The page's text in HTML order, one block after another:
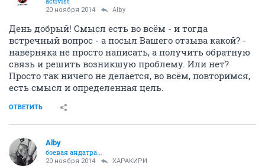
20 ноября 2014 Alby
День добрый! Смысл есть во всём - и тогда
встречный вопрос - а посыл Вашего отзыва какой? -
наверняка не просто написать, а получить обратную
связь и решить возникшую проблему. Или нет?
Просто так ничего не делается, во всём, повторимся,
есть смысл и определенная цель.
ОТВЕТИТЬ
Alby
боевая андатра...
20 ноября 2014 ХАРАКИРИ